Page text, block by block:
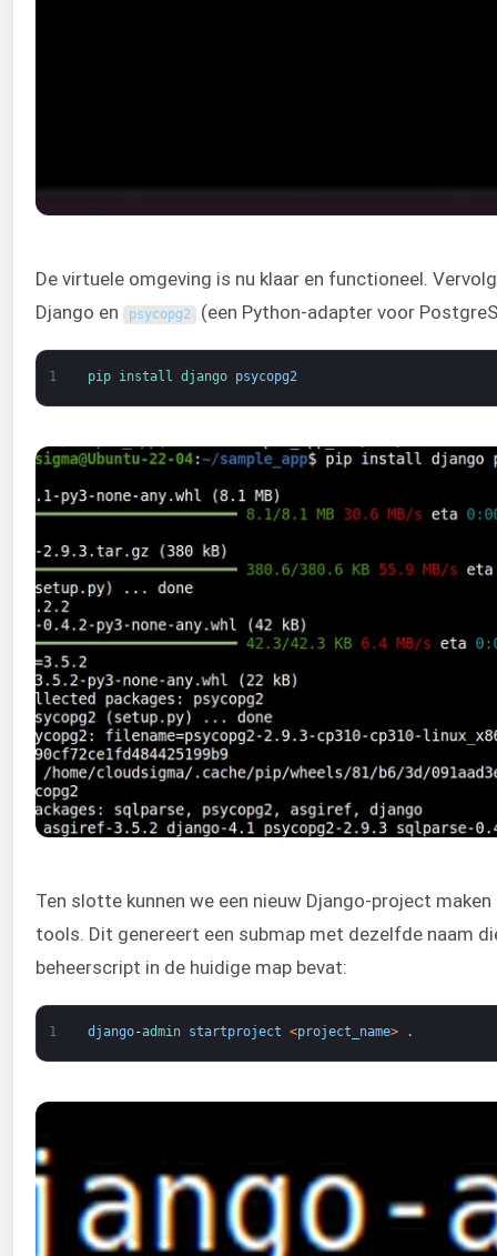
De virtuele omgeving is nu klaar en functioneel.
Django en
psycopg2 (een Python-adapter voor
1 pip install django psycopg2
Ten slotte kunnen we een nieuw Django-project
tools. Dit genereert een submap met dezelfde naam
beheerscript in de huidige map bevat:
1 django-admin startproject <project_name> .